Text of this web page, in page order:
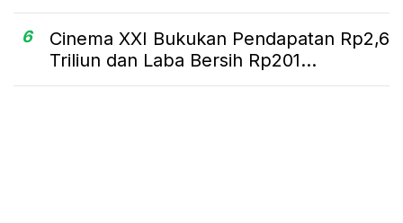
6
Cinema XXI Bukukan Pendapatan Rp2,6
Triliun dan Laba Bersih Rp201...